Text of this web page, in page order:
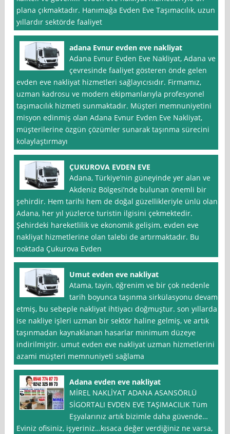
plana çıkmaktadır. Hanımağa Evden Eve Taşımacılık, uzun
yıllardır sektörde faaliyet
adana Evnur evden eve nakliyat
Adana Evnur Evden Eve Nakliyat, Adana ve
çevresinde faaliyet gösteren önde gelen
evden eve nakliyat hizmetleri sağlayıcısıdır. Firmamız,
uzman kadrosu ve modern ekipmanlarıyla profesyonel
taşımacılık hizmeti sunmaktadır. Müşteri memnuniyetini
misyon edinmiş olan Adana Evnur Evden Eve Nakliyat,
müşterilerine özgün çözümler sunarak taşınma sürecini
kolaylaştırmayı
ÇUKUROVA EVDEN EVE
Adana, Türkiye’nin güneyinde yer alan ve
Akdeniz Bölgesi’nde bulunan önemli bir
şehirdir. Hem tarihi hem de doğal güzellikleriyle ünlü olan
Adana, her yıl yüzlerce turistin ilgisini çekmektedir.
Şehirdeki hareketlilik ve ekonomik gelişim, evden eve
nakliyat hizmetlerine olan talebi de artırmaktadır. Bu
noktada Çukurova Evden
Umut evden eve nakliyat
Atama, tayin, öğrenim ve bir çok nedenle
tarih boyunca taşınma sirkülasyonu devam
etmiş, bu sebeple nakliyat ihtiyacı doğmuştur. son yıllarda
ise nakliye işleri uzman bir sektör haline gelmiş, ve artık
taşınmadan kaynaklanan hasarlar minimum düzeye
indirilmiştir. umut evden eve nakliyat uzman hizmetlerini
azami müşteri memnuniyeti sağlama
Adana evden eve nakliyat
MİREL NAKLİYAT ADANA ASANSÖRLÜ
SİGORTALI EVDEN EVE TAŞIMACILIK Tüm
Eşyalarınız artık bizimle daha güvende…
Eviniz ofisiniz, işyeriniz…kısaca değer verdiğiniz ne varsa,